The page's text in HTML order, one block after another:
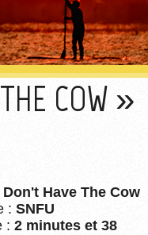
COW »
Don't Have The Cow
: SNFU
: 2 minutes et 38